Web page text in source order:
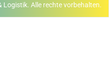
Logistik. Alle rechte vorbehalten.